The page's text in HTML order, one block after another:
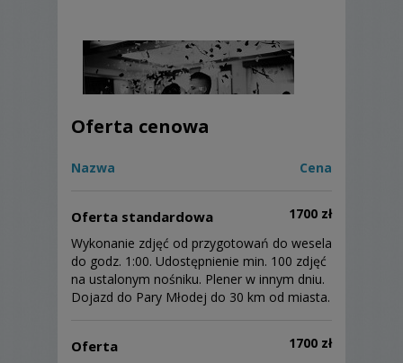
Oferta cenowa
Nazwa Cena
Oferta standardowa
1700 zł
Wykonanie zdjęć od przygotowań do wesela
do godz. 1:00. Udostępnienie min. 100 zdjęć
na ustalonym nośniku. Plener w innym dniu.
Dojazd do Pary Młodej do 30 km od miasta.
Oferta
1700 zł